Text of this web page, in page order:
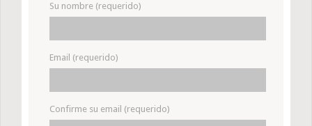
Su nombre (requerido)
Email (requerido)
Confirme su email (requerido)